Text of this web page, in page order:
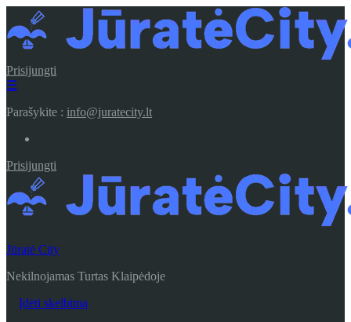
Prisijungti
☰
Parašykite : info@juratecity.lt
Prisijungti
Jūratė City
Nekilnojamas Turtas Klaipėdoje
Įdėti skelbimą